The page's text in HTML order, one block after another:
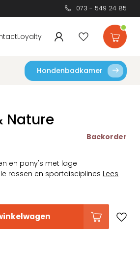
073 - 549 24 85
Loyalty
Hondenbadkamer
Nature
Backorder
en pony's met lage
rassen en sportdisciplines Lees